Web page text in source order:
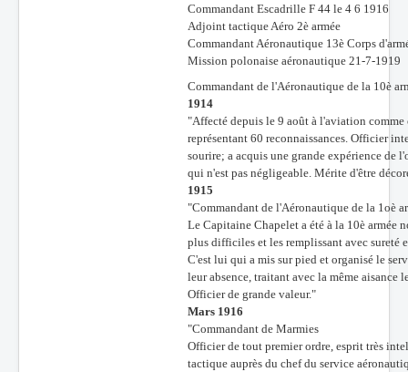
Commandant Escadrille F 44 le 4 6 1916
Adjoint tactique Aéro 2è armée
Commandant Aéronautique 13è Corps
Mission polonaise aéronautique 21-7-1919
Commandant de l'Aéronautique de la 10è
1914
"Affecté depuis le 9 août à l'aviation comme
représentant 60 reconnaissances. Officier
sourire; a acquis une grande expérience de
qui n'est pas négligeable. Mérite d'être
1915
"Commandant de l'Aéronautique de la 1oè
Le Capitaine Chapelet a été à la 10è armée
plus difficiles et les remplissant avec sureté
C'est lui qui a mis sur pied et organisé le
leur absence, traitant avec la même aisance
Officier de grande valeur."
Mars 1916
"Commandant de Marmies
Officier de tout premier ordre, esprit très
tactique auprès du chef du service